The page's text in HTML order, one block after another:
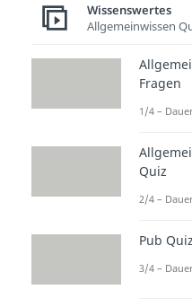
Wissenswertes
Allgemeinwissen
Fragen
1/4 –
Quiz
2/4 –
Pub
3/4 –